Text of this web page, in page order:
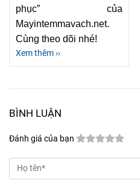
phục” của
Mayintemmavach.net.
Cùng theo dõi nhé!
Xem thêm ››
BÌNH LUẬN
Đánh giá của bạn